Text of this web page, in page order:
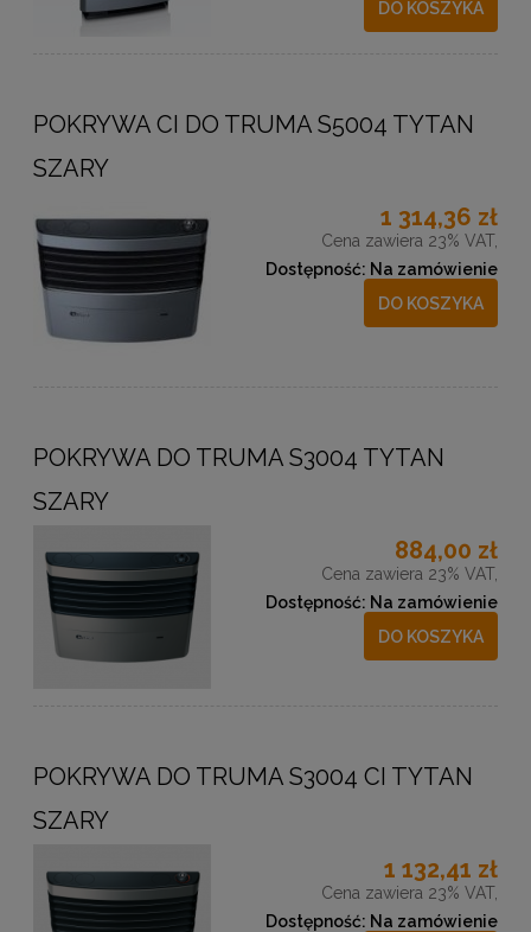
DO KOSZYKA
POKRYWA CI DO TRUMA S5004 TYTAN
SZARY
1 314,36 zł
Cena zawiera 23% VAT,
Dostępność: Na zamówienie
DO KOSZYKA
POKRYWA DO TRUMA S3004 TYTAN
SZARY
884,00 zł
Cena zawiera 23% VAT,
Dostępność: Na zamówienie
DO KOSZYKA
POKRYWA DO TRUMA S3004 CI TYTAN
SZARY
1 132,41 zł
Cena zawiera 23% VAT,
Dostępność: Na zamówienie